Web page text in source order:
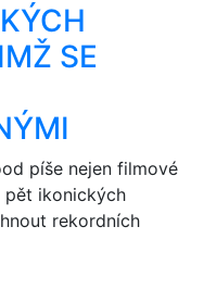
SE
píše nejen filmové
pět ikonických
rekordních